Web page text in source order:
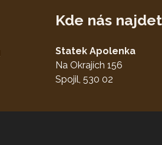
odeslat.Kde nás
Statek Apolenka
Na Okrajích 156
Spojil, 530 02